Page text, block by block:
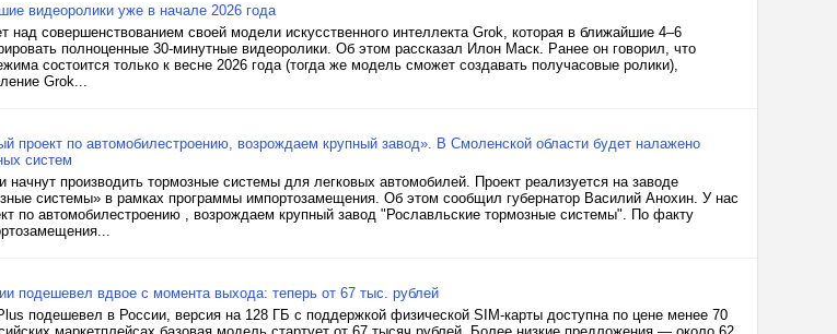
видеоролики уже в начале 2026 года
над совершенствованием своей модели искусственного интеллекта Grok, которая в ближайшие 4–6
полноценные 30-минутные видеоролики. Об этом рассказал Илон Маск. Ранее он говорил, что
состоится только к весне 2026 года (тогда же модель сможет создавать получасовые ролики),
Grok...
проект по автомобилестроению, возрождаем крупный завод». В Смоленской области будет налажено
систем
начнут производить тормозные системы для легковых автомобилей. Проект реализуется на заводе
системы» в рамках программы импортозамещения. Об этом сообщил губернатор Василий Анохин. У нас
по автомобилестроению , возрождаем крупный завод "Рославльские тормозные системы". По факту
подешевел вдвое с момента выхода: теперь от 67 тыс. рублей
подешевел в России, версия на 128 ГБ с поддержкой физической SIM-карты доступна по цене менее 70